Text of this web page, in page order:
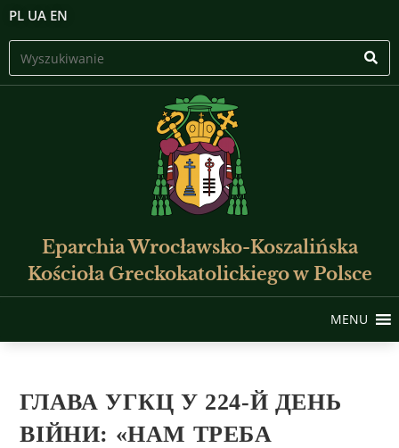
PL UA EN
Eparchia Wrocławsko-Koszalińska
Kościoła Greckokatolickiego w Polsce
MENU
ГЛАВА УГКЦ У 224-Й ДЕНЬ
ВІЙНИ: «НАМ ТРЕБА